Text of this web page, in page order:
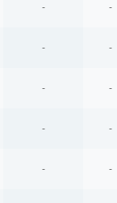
- -
- -
- -
- -
- -